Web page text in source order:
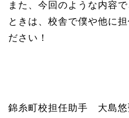
また、今回のような内容
ときは、校舎で僕や他に
ださい！
錦糸町校担任助手 大島悠